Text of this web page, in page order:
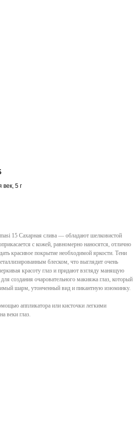
5 г
15 Сахарная слива — обладают шелковистой
с кожей, равномерно наносятся, отлично
красивое покрытие необходимой яркости. Тени
блеском, что выглядит очень
красоту глаз и придают взгляду манящую
создания очаровательного макияжа глаз, который
шарм, утонченный вид и пикантную изюминку.
аппликатора или кисточки легкими
веки глаз.